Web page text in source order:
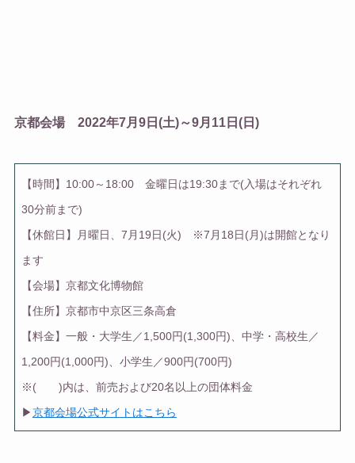
京都会場 2022年7月9日(土)～9月11日(日)
【時間】10:00～18:00 金曜日は19:30まで(入場はそれぞれ
30分前まで)
【休館日】月曜日、7月19日(火) ※7月18日(月)は開館となり
ます
【会場】京都文化博物館
【住所】京都市中京区三条高倉
【料金】一般・大学生／1,500円(1,300円)、中学・高校生／
1,200円(1,000円)、小学生／900円(700円)
※( )内は、前売および20名以上の団体料金
▶京都会場公式サイトはこちら